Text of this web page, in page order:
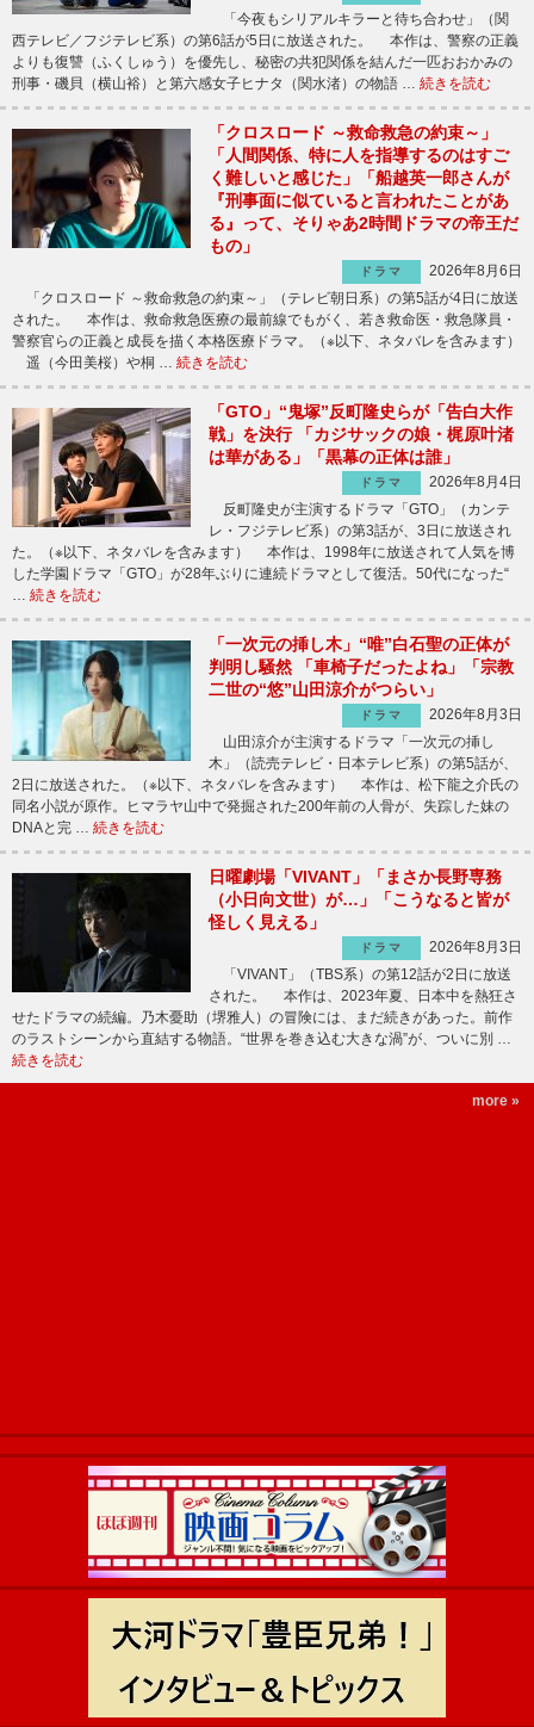
「今夜もシリアルキラーと待ち合わせ」（関
西テレビ／フジテレビ系）の第6話が5日に放送された。 本作は、警察の正義
よりも復讐（ふくしゅう）を優先し、秘密の共犯関係を結んだ一匹おおかみの
刑事・磯貝（横山裕）と第六感女子ヒナタ（関水渚）の物語 … 続きを読む
「クロスロード ～救命救急の約束～」
「人間関係、特に人を指導するのはすご
く難しいと感じた」「船越英一郎さんが
『刑事面に似ていると言われたことがあ
る』って、そりゃあ2時間ドラマの帝王だ
もの」
ドラマ
2026年8月6日
「クロスロード ～救命救急の約束～」（テレビ朝日系）の第5話が4日に放送
された。 本作は、救命救急医療の最前線でもがく、若き救命医・救急隊員・
警察官らの正義と成長を描く本格医療ドラマ。（※以下、ネタバレを含みます）
遥（今田美桜）や桐 … 続きを読む
「GTO」“鬼塚”反町隆史らが「告白大作
戦」を決行 「カジサックの娘・梶原叶渚
は華がある」「黒幕の正体は誰」
ドラマ
2026年8月4日
反町隆史が主演するドラマ「GTO」（カンテ
レ・フジテレビ系）の第3話が、3日に放送され
た。（※以下、ネタバレを含みます） 本作は、1998年に放送されて人気を博
した学園ドラマ「GTO」が28年ぶりに連続ドラマとして復活。50代になった“
… 続きを読む
「一次元の挿し木」“唯”白石聖の正体が
判明し騒然 「車椅子だったよね」「宗教
二世の“悠”山田涼介がつらい」
ドラマ
2026年8月3日
山田涼介が主演するドラマ「一次元の挿し
木」（読売テレビ・日本テレビ系）の第5話が、
2日に放送された。（※以下、ネタバレを含みます） 本作は、松下龍之介氏の
同名小説が原作。ヒマラヤ山中で発掘された200年前の人骨が、失踪した妹の
DNAと完 … 続きを読む
日曜劇場「VIVANT」「まさか長野専務
（小日向文世）が…」「こうなると皆が
怪しく見える」
ドラマ
2026年8月3日
「VIVANT」（TBS系）の第12話が2日に放送
された。 本作は、2023年夏、日本中を熱狂さ
せたドラマの続編。乃木憂助（堺雅人）の冒険には、まだ続きがあった。前作
のラストシーンから直結する物語。“世界を巻き込む大きな渦”が、ついに別 …
続きを読む
more »